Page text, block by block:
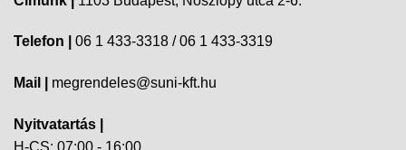
Telefon | 06 1 433-3318 / 06 1 433-3319
Mail | megrendeles@suni-kft.hu
Nyitvatartás |
H-CS: 07:00 - 16:00